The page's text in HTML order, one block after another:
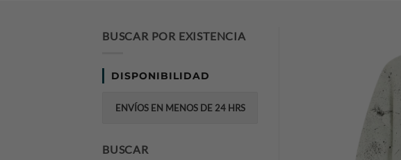
BUSCAR POR EXISTENCIA
DISPONIBILIDAD
ENVÍOS EN MENOS DE 24 HRS
BUSCAR